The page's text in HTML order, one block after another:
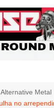
Alternative Metal
no